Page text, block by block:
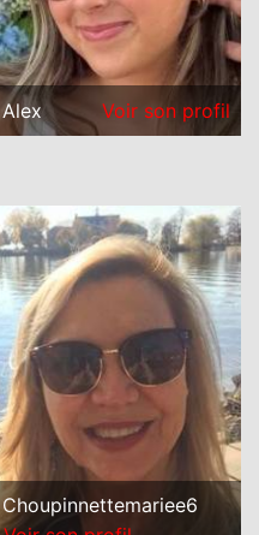
Alex Voir son profil
Choupinnettemariee6